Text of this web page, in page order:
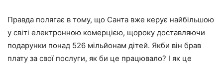
Правда полягає в тому, що Санта вже керує найбільшою
у світі електронною комерцією, щороку доставляючи
подарунки понад 526 мільйонам дітей. Якби він брав
плату за свої послуги, як би це працювало? І як це